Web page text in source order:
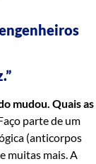
mudou. Quais as
parte de um
(anticorpos
muitas mais. A